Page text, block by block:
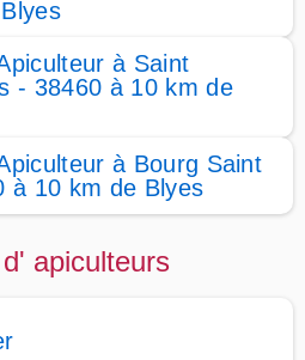
à Saint
- 38460 à 10 km de
à Bourg Saint
à 10 km de Blyes
apiculteurs